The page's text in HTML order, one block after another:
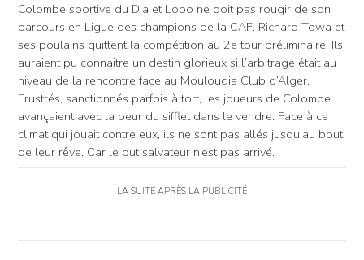
Colombe sportive du Dja et Lobo ne doit pas rougir de son
parcours en Ligue des champions de la CAF. Richard Towa et
ses poulains quittent la compétition au 2e tour préliminaire. Ils
auraient pu connaitre un destin glorieux si l’arbitrage était au
niveau de la rencontre face au Mouloudia Club d’Alger.
Frustrés, sanctionnés parfois à tort, les joueurs de Colombe
avançaient avec la peur du sifflet dans le vendre. Face à ce
climat qui jouait contre eux, ils ne sont pas allés jusqu’au bout
de leur rêve. Car le but salvateur n’est pas arrivé.
LA SUITE APRÈS LA PUBLICITÉ